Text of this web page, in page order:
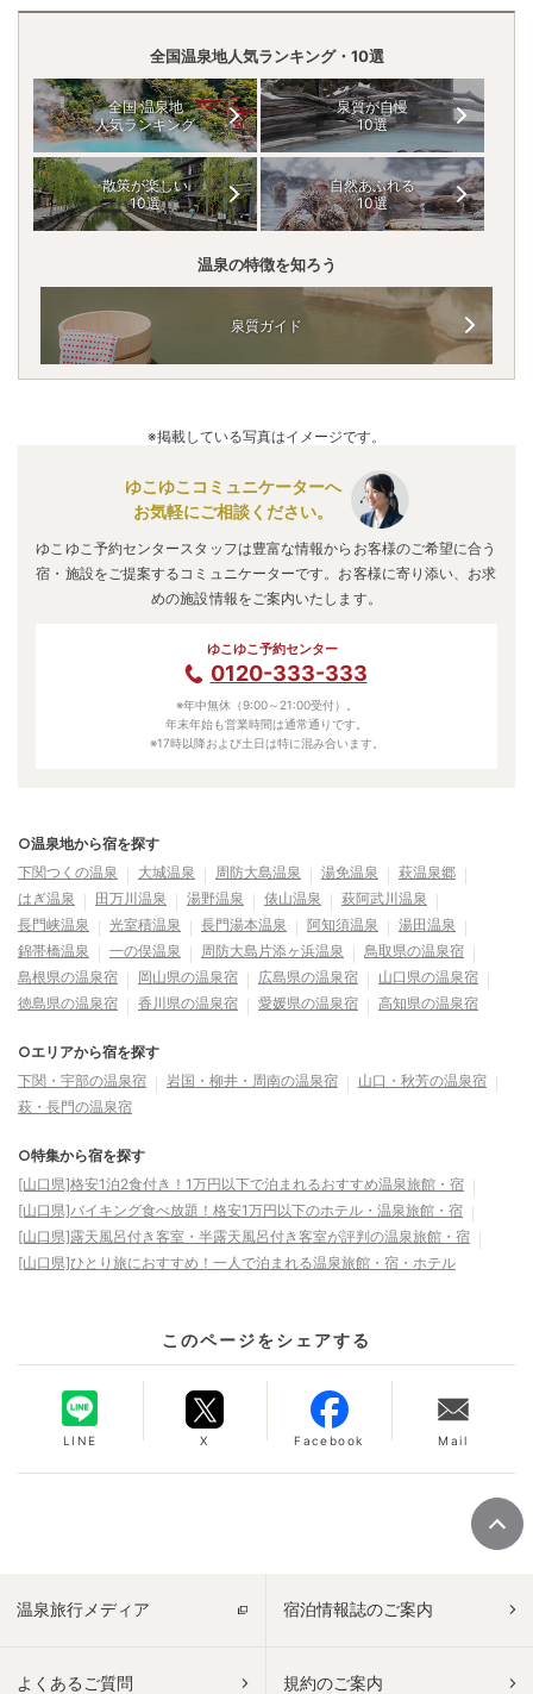
全国温泉地人気ランキング・10選
全国 温泉地
人気ランキング
泉質が自慢
10選
散策が楽しい
10選
自然あふれる
10選
温泉の特徴を知ろう
泉質ガイド
※掲載している写真はイメージです。
ゆこゆこコミュニケーターへ
お気軽にご相談ください。
ゆこゆこ予約センタースタッフは豊富な情報からお客様のご希望に合う
宿・施設をご提案するコミュニケーターです。お客様に寄り添い、お求
めの施設情報をご案内いたします。
ゆこゆこ予約センター
0120-333-333
※年中無休（9:00～21:00受付）。
年末年始も営業時間は通常通りです。
※17時以降および土日は特に混み合います。
○温泉地から宿を探す
下関つくの温泉
大城温泉 周防大島温泉 湯免温泉
萩温泉郷
はぎ温泉
田万川温泉 湯野温泉 俵山温泉
萩阿武川温泉
長門峡温泉
光室積温泉 長門湯本温泉 阿知須温泉
湯田温泉
錦帯橋温泉
一の俣温泉 周防大島片添ヶ浜温泉
鳥取県の温泉宿
島根県の温泉宿
岡山県の温泉宿 広島県の温泉宿
山口県の温泉宿
徳島県の温泉宿
香川県の温泉宿 愛媛県の温泉宿 高知県の温泉宿
○エリアから宿を探す
下関・宇部の温泉宿
岩国・柳井・周南の温泉宿
山口・秋芳の温泉宿
萩・長門の温泉宿
○特集から宿を探す
[山口県]格安1泊2食付き！1万円以下で泊まれるおすすめ温泉旅館・宿
[山口県]バイキング食べ放題！格安1万円以下のホテル・温泉旅館・宿
[山口県]露天風呂付き客室・半露天風呂付き客室が評判の温泉旅館・宿
[山口県]ひとり旅におすすめ！一人で泊まれる温泉旅館・宿・ホテル
このページをシェアする
LINE X Facebook Mail
温泉旅行メディア 宿泊情報誌のご案内
よくあるご質問 規約のご案内